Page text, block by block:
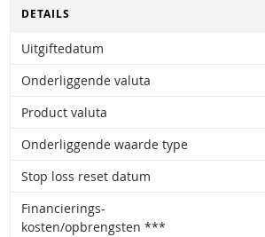
TOGGLE
DETAILS
Uitgiftedatum
Onderliggende valuta
Product valuta
Onderliggende waarde type
Stop loss reset datum
Financierings-
kosten/opbrengsten ***